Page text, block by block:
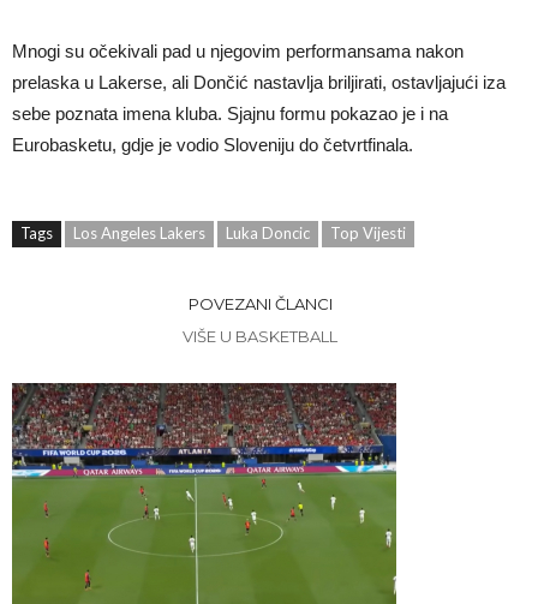
Mnogi su očekivali pad u njegovim performansama nakon
prelaska u Lakerse, ali Dončić nastavlja briljirati, ostavljajući iza
sebe poznata imena kluba. Sjajnu formu pokazao je i na
Eurobasketu, gdje je vodio Sloveniju do četvrtfinala.
Tags Los Angeles Lakers Luka Doncic Top Vijesti
POVEZANI ČLANCI
VIŠE U BASKETBALL